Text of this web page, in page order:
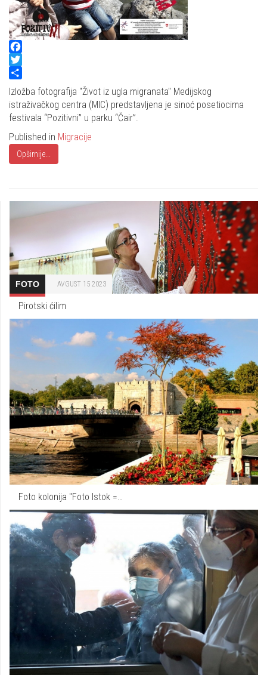
Facebook
Twitter
Share
Izložba fotografija "Život iz ugla migranata" Medijskog
istraživačkog centra (MIC) predstavljena je sinoć posetiocima
festivala “Pozitivni” u parku “Čair”.
Published in Migracije
Opširnije...
FOTO AVGUST 15 2023
Pirotski ćilim
Foto kolonija "Foto Istok =…